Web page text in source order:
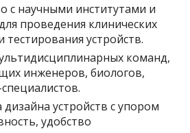
с научными институтами и
проведения клинических
тестирования устройств.
команд,
инженеров, биологов,
устройств с упором
удобство